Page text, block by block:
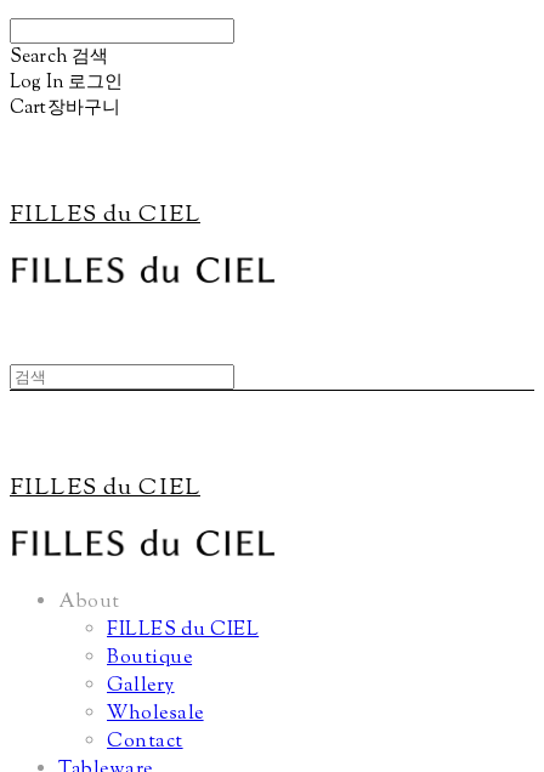
Search 검색
Log In 로그인
Cart장바구니
FILLES du CIEL
FILLES du CIEL
About
FILLES du CIEL
Boutique
Gallery
Wholesale
Contact